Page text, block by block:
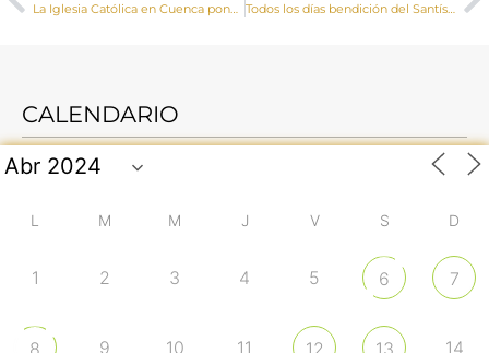
La Iglesia Católica en Cuenca pone en marcha varias iniciativas para seguir cerca de sus fieles en estos duros momentos Todos los días bendición del Santísimo sobre la ciudad de Cuenca y petición por los enfermos y sanitarios
CALENDARIO
L M M J V S D
1 2 3 4 5 6 7
9 10 11 14